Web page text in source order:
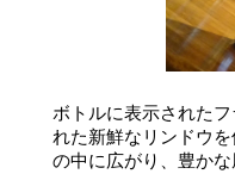
ボトルに表示された
れた新鮮なリンドウ
の中に広がり、豊か